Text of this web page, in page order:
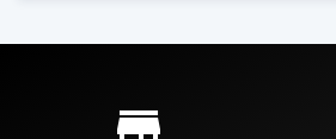
Proč nakupovat u nás?